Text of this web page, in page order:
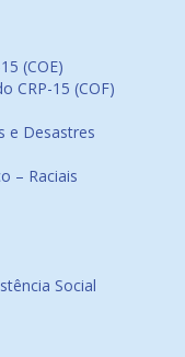
(COE)
CRP-15 (COF)
e Desastres
– Raciais
Social